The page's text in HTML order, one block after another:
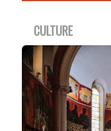
CULTURE